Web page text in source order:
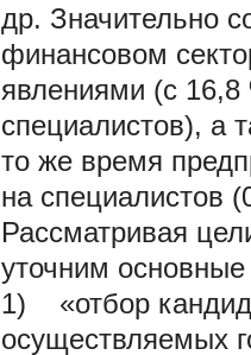
др. Значительно
финансовом
явлениями (с 16,8
специалистов), а
то же время
на специалистов
Рассматривая
уточним
1) «отбор
осуществляемых